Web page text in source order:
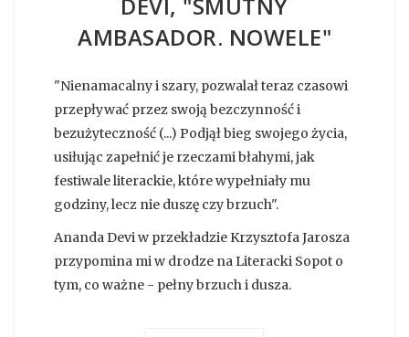
DEVI, "SMUTNY
AMBASADOR. NOWELE"
"Nienamacalny i szary, pozwalał teraz czasowi
przepływać przez swoją bezczynność i
bezużyteczność (...) Podjął bieg swojego życia,
usiłując zapełnić je rzeczami błahymi, jak
festiwale literackie, które wypełniały mu
godziny, lecz nie duszę czy brzuch".
Ananda Devi w przekładzie Krzysztofa Jarosza
przypomina mi w drodze na Literacki Sopot o
tym, co ważne - pełny brzuch i dusza.